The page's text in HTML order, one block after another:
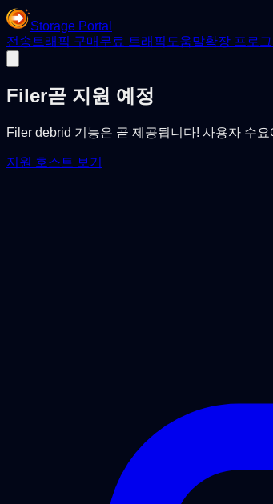
Storage Portal
전송 트래픽 구매 무료 트래픽 도움말확장 프로
Filer곧 지원 예정
Filer debrid 기능은 곧 제공됩니다! 사용자 수
지원 호스트 보기